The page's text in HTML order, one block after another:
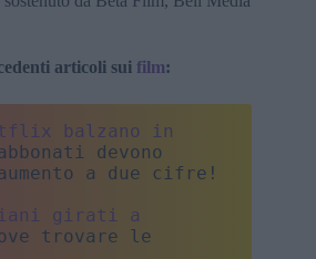
articoli sui film:
balzano in
devono
a due cifre!
girati a
trovare le